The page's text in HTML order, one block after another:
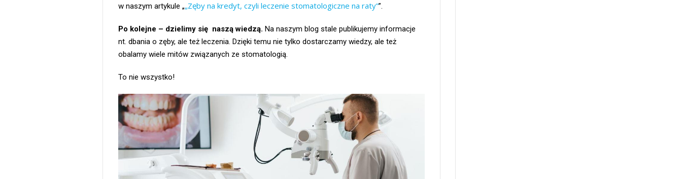
w naszym artykule „„Zęby na kredyt, czyli leczenie stomatologiczne na raty””.
Po kolejne – dzielimy się naszą wiedzą. Na naszym blog stale publikujemy informacje
nt. dbania o zęby, ale też leczenia. Dzięki temu nie tylko dostarczamy wiedzy, ale też
obalamy wiele mitów związanych ze stomatologią.
To nie wszystko!